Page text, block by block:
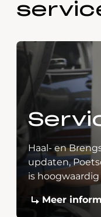
Haal- en
updaten,
is
Meer